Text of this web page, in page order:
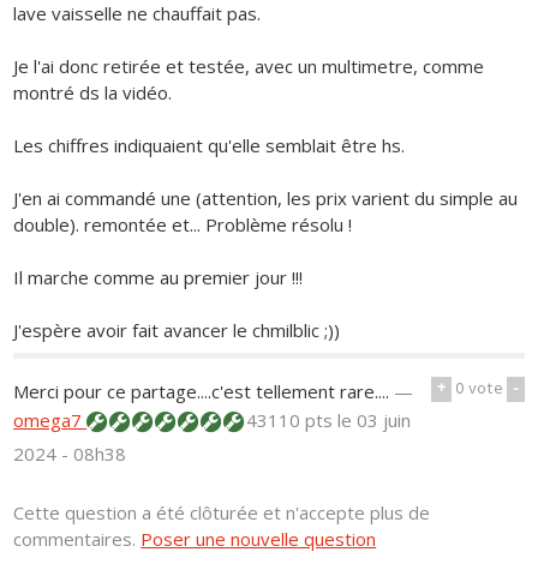
lave vaisselle ne chauffait pas.
Je l'ai donc retirée et testée, avec un multimetre, comme
montré ds la vidéo.
Les chiffres indiquaient qu'elle semblait être hs.
J'en ai commandé une (attention, les prix varient du simple au
double). remontée et... Problème résolu !
Il marche comme au premier jour !!!
J'espère avoir fait avancer le chmilblic ;))
+ 0vote -
Merci pour ce partage....c'est tellement rare.... —
omega7
43110 ptsle 03 juin
2024 - 08h38
Cette question a été clôturée et n'accepte plus de
commentaires. Poser une nouvelle question